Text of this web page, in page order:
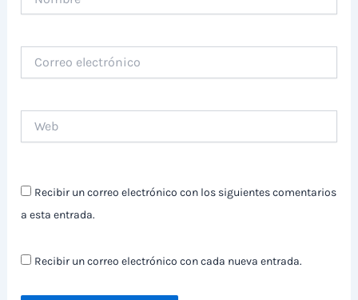
electrónico
Recibir un correo electrónico con los siguientes comentarios
a esta entrada.
Recibir un correo electrónico con cada nueva entrada.